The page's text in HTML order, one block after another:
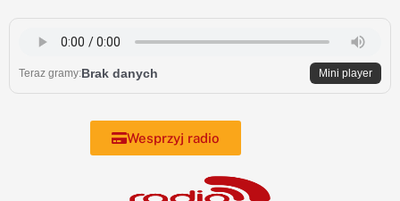
content
Teraz gramy:Brak danych Mini player
Wesprzyj radio